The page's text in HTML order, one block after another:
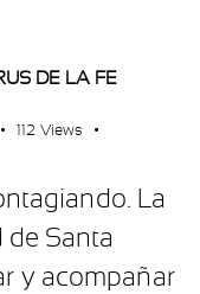
DE LA FE
112 Views
La
Santa
y acompañar